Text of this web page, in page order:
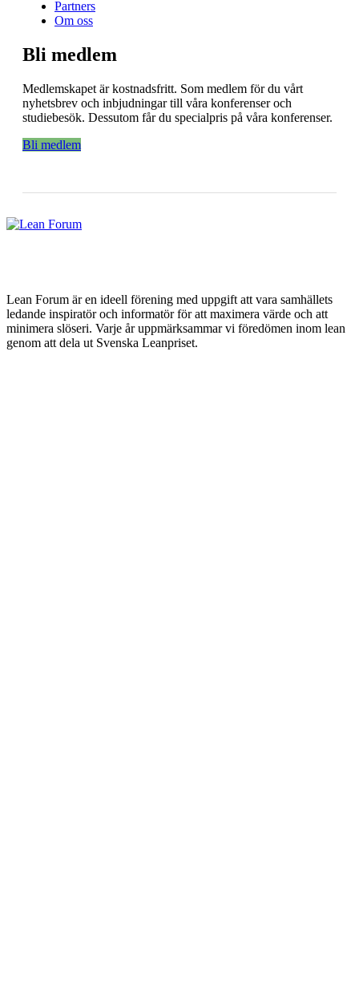
Partners
Om oss
Bli medlem
Medlemskapet är kostnadsfritt. Som medlem för du vårt
nyhetsbrev och inbjudningar till våra konferenser och
studiebesök. Dessutom får du specialpris på våra konferenser.
Bli medlem
Lean Forum är en ideell förening med uppgift att vara samhällets
ledande inspiratör och informatör för att maximera värde och att
minimera slöseri. Varje år uppmärksammar vi föredömen inom lean
genom att dela ut Svenska Leanpriset.